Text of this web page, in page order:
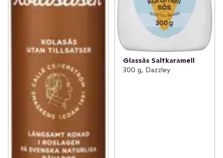
Glassås Saltkaramell
300 g, Dazzley